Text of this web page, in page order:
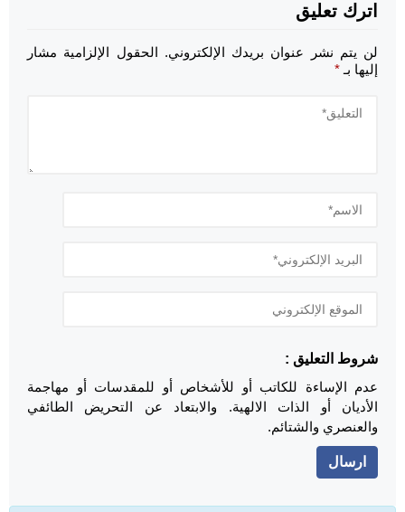
اترك تعليق
لن يتم نشر عنوان بريدك الإلكتروني. الحقول الإلزامية مشار
إليها بـ *
شروط التعليق :
عدم الإساءة للكاتب أو للأشخاص أو للمقدسات أو مهاجمة
الأديان أو الذات الالهية. والابتعاد عن التحريض الطائفي
والعنصري والشتائم.